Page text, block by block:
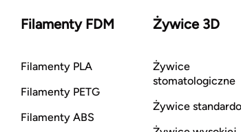
Filamenty FDM
Filamenty PLA
Filamenty PETG
Filamenty ABS
Żywice 3D
Żywice
stomatologiczne
Żywice